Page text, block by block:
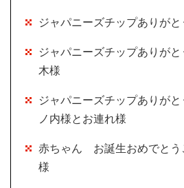
ジャパニーズチップありが
ジャパニーズチップありが
木様
ジャパニーズチップありが
ノ内様とお連れ様
赤ちゃん お誕生おめでとう
様